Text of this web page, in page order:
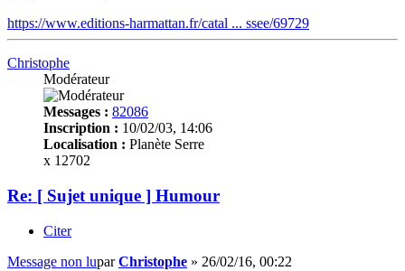
https://www.editions-harmattan.fr/catal ... ssee/69729
Christophe
Modérateur
Messages : 82086
Inscription : 10/02/03, 14:06
Localisation : Planète Serre
x 12702
Re: [ Sujet unique ] Humour
Citer
Message non luparChristophe » 26/02/16, 00:22